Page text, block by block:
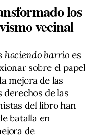
los
vecinal
haciendo barrio es
sobre el papel
mejora de las
derechos de las
del libro han
batalla en
de